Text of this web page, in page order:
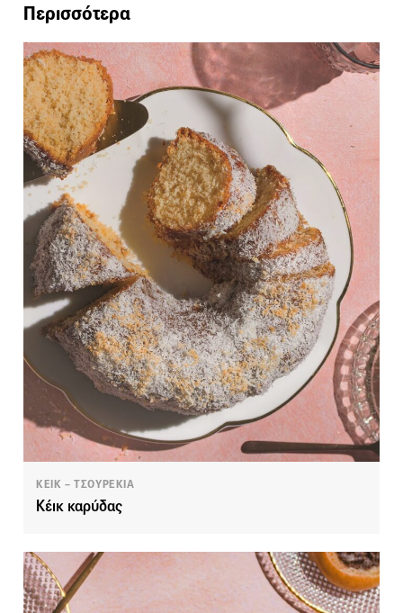
Περισσότερα
ΚΕΙΚ – ΤΣΟΥΡΕΚΙΑ
Κέικ καρύδας